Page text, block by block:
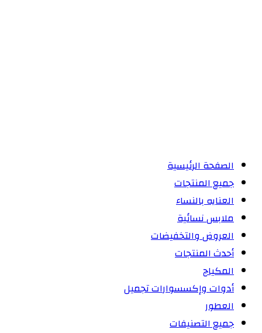
الصفحة الرئيسية
جميع المنتجات
العنايه بالنساء
ملابس نسائية
العروض والتخفيضات
أحدث المنتجات
المكياج
أدوات وإكسسوارات تجميل
العطور
جميع التصنيفات